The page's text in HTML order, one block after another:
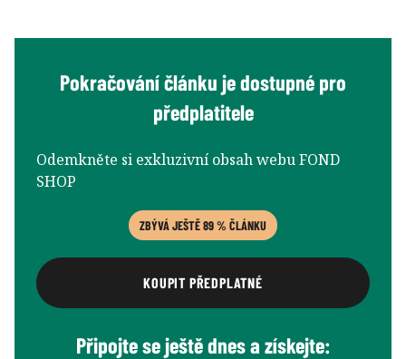
Pokračování článku je dostupné pro
předplatitele
Odemkněte si exkluzivní obsah webu FOND
SHOP
ZBÝVÁ JEŠTĚ 89 % ČLÁNKU
KOUPIT PŘEDPLATNÉ
Připojte se ještě dnes a získejte: